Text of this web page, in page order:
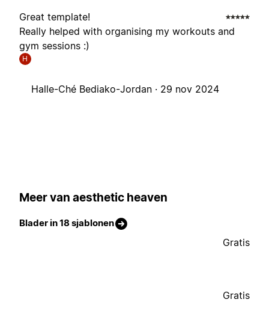
Great template!
Really helped with organising my workouts and
gym sessions :)
H
Halle-Ché Bediako-Jordan · 29 nov 2024
Meer van aesthetic heaven
Blader in 18 sjablonen
Gratis
Gratis